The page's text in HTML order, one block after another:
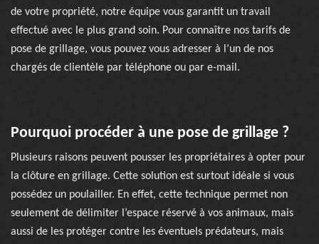
de votre propriété, notre équipe vous garantit un travail
effectué avec le plus grand soin. Pour connaître nos tarifs de
pose de grillage, vous pouvez vous adresser à l’un de nos
chargés de clientèle par téléphone ou par e-mail.
Pourquoi procéder à une pose de grillage ?
Plusieurs raisons peuvent pousser les propriétaires à opter pour
la clôture en grillage. Cette solution est surtout idéale si vous
possédez un poulailler. En effet, cette technique permet non
seulement de délimiter l’espace réservé à vos animaux, mais
aussi de les protéger contre les éventuels prédateurs, mais